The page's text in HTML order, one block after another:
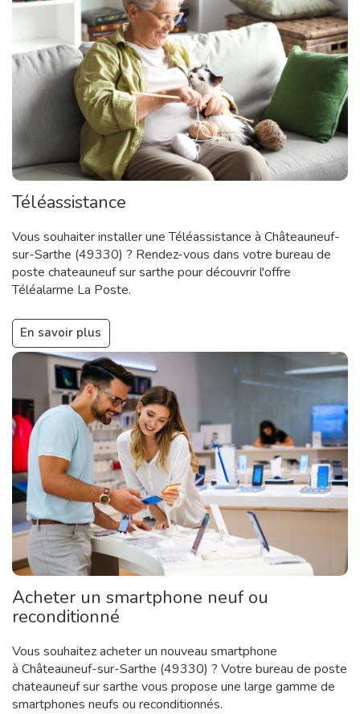
Téléassistance
Vous souhaiter installer une Téléassistance à Châteauneuf-
sur-Sarthe (49330) ? Rendez-vous dans votre bureau de
poste chateauneuf sur sarthe pour découvrir l'offre
Téléalarme La Poste.
En savoir plus
Acheter un smartphone neuf ou
reconditionné
Vous souhaitez acheter un nouveau smartphone
à Châteauneuf-sur-Sarthe (49330) ? Votre bureau de poste
chateauneuf sur sarthe vous propose une large gamme de
smartphones neufs ou reconditionnés.